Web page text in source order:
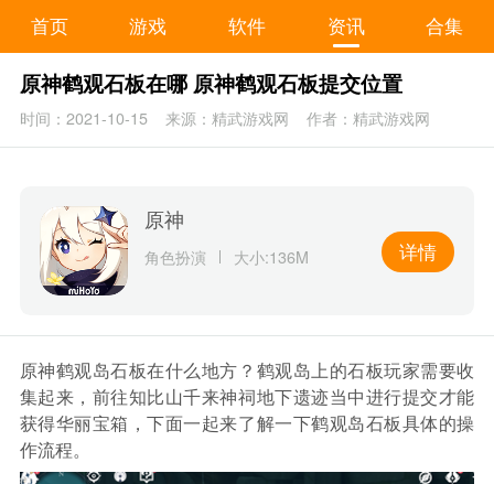
首页 游戏 软件 资讯 合集
原神鹤观石板在哪 原神鹤观石板提交位置
时间：2021-10-15 来源：精武游戏网 作者：精武游戏网
原神
角色扮演 大小:136M 详情
原神鹤观岛石板在什么地方？鹤观岛上的石板玩家需要收
集起来，前往知比山千来神祠地下遗迹当中进行提交才能
获得华丽宝箱，下面一起来了解一下鹤观岛石板具体的操
作流程。